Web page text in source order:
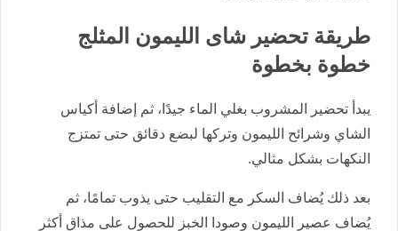
طريقة تحضير شاى الليمون المثلج
خطوة بخطوة
يبدأ تحضير المشروب بغلي الماء جيدًا، ثم إضافة أكياس
الشاي وشرائح الليمون وتركها لبضع دقائق حتى تمتزج
النكهات بشكل مثالي.
بعد ذلك يُضاف السكر مع التقليب حتى يذوب تمامًا، ثم
يُضاف عصير الليمون وصودا الخبز للحصول على مذاق أكثر